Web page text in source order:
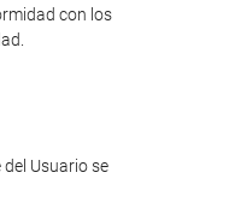
con los
Usuario se